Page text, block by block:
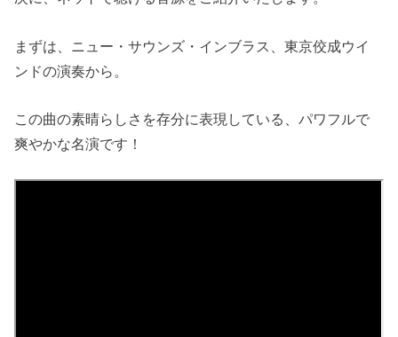
まずは、ニュー・サウンズ・インブラス、東京佼成ウイ
ンドの演奏から。
この曲の素晴らしさを存分に表現している、パワフルで
爽やかな名演です！